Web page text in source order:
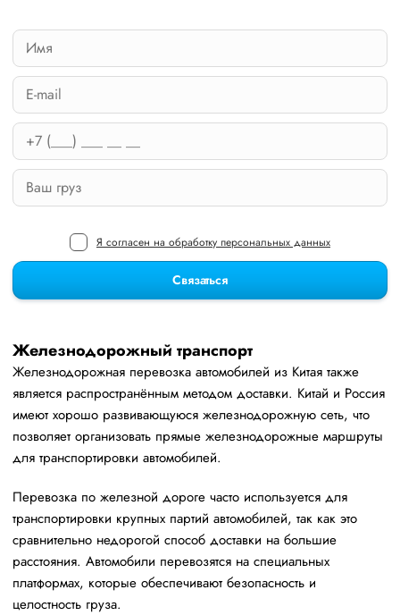
Связаться
Я согласен на обработку персональных данных
Железнодорожный транспорт
Железнодорожная перевозка автомобилей из Китая также
является распространённым методом доставки. Китай и Россия
имеют хорошо развивающуюся железнодорожную сеть, что
позволяет организовать прямые железнодорожные маршруты
для транспортировки автомобилей.
Перевозка по железной дороге часто используется для
транспортировки крупных партий автомобилей, так как это
сравнительно недорогой способ доставки на большие
расстояния. Автомобили перевозятся на специальных
платформах, которые обеспечивают безопасность и
целостность груза.